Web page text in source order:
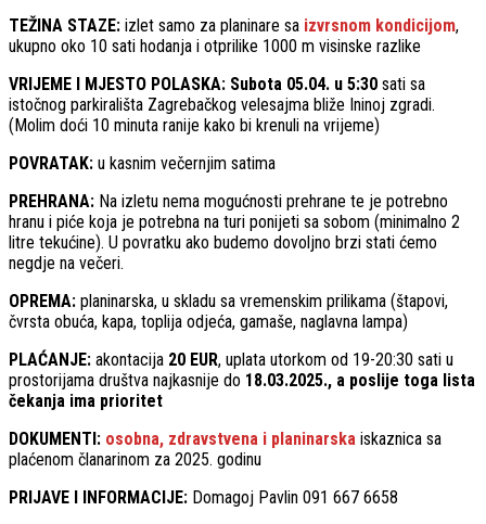
TEŽINA STAZE: izlet samo za planinare sa izvrsnom kondicijom,
ukupno oko 10 sati hodanja i otprilike 1000 m visinske razlike
VRIJEME I MJESTO POLASKA: Subota 05.04. u 5:30 sati sa
istočnog parkirališta Zagrebačkog velesajma bliže Ininoj zgradi.
(Molim doći 10 minuta ranije kako bi krenuli na vrijeme)
POVRATAK: u kasnim večernjim satima
PREHRANA: Na izletu nema mogućnosti prehrane te je potrebno
hranu i piće koja je potrebna na turi ponijeti sa sobom (minimalno 2
litre tekućine). U povratku ako budemo dovoljno brzi stati ćemo
negdje na večeri.
OPREMA: planinarska, u skladu sa vremenskim prilikama (štapovi,
čvrsta obuća, kapa, toplija odjeća, gamaše, naglavna lampa)
PLAĆANJE: akontacija 20 EUR, uplata utorkom od 19-20:30 sati u
prostorijama društva najkasnije do 18.03.2025., a poslije toga lista
čekanja ima prioritet
DOKUMENTI: osobna, zdravstvena i planinarska iskaznica sa
plaćenom članarinom za 2025. godinu
PRIJAVE I INFORMACIJE: Domagoj Pavlin 091 667 6658